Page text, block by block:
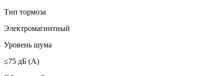
Тип тормоза
Электромагнитный
Уровень шума
≤75 дБ (А)